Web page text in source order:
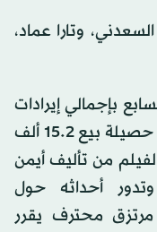
كوميدية عدة.
وتارا عماد،
بإجمالي إيرادات
بلغ 15.2 مليون ريال سعودي، وهي حصيلة بيع 15.2 ألف
والفيلم من تأليف أيمن
أحداثه حول